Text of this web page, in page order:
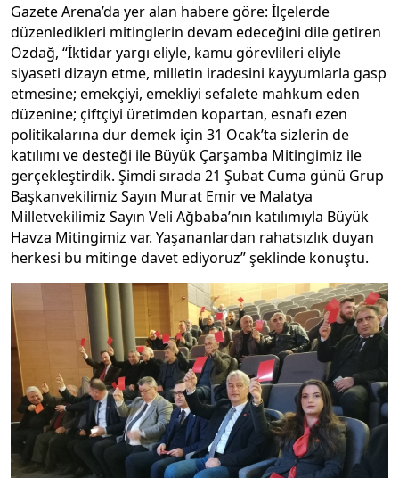
Gazete Arena’da yer alan habere göre: İlçelerde
düzenledikleri mitinglerin devam edeceğini dile getiren
Özdağ, “İktidar yargı eliyle, kamu görevlileri eliyle
siyaseti dizayn etme, milletin iradesini kayyumlarla gasp
etmesine; emekçiyi, emekliyi sefalete mahkum eden
düzenine; çiftçiyi üretimden kopartan, esnafı ezen
politikalarına dur demek için 31 Ocak’ta sizlerin de
katılımı ve desteği ile Büyük Çarşamba Mitingimiz ile
gerçekleştirdik. Şimdi sırada 21 Şubat Cuma günü Grup
Başkanvekilimiz Sayın Murat Emir ve Malatya
Milletvekilimiz Sayın Veli Ağbaba’nın katılımıyla Büyük
Havza Mitingimiz var. Yaşananlardan rahatsızlık duyan
herkesi bu mitinge davet ediyoruz” şeklinde konuştu.